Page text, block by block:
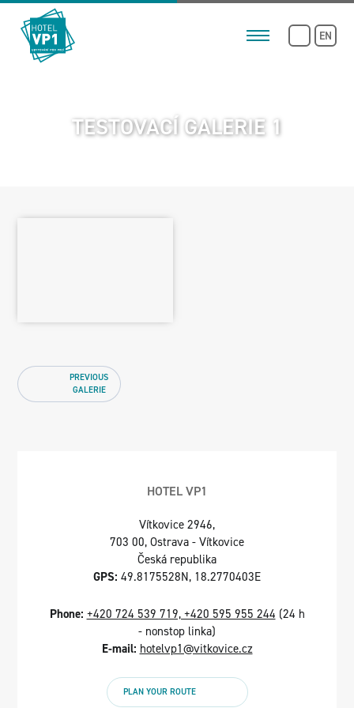
EN
TESTOVACÍ GALERIE 1
PREVIOUS
GALERIE
HOTEL VP1
Vítkovice 2946,
703 00, Ostrava - Vítkovice
Česká republika
GPS: 49.8175528N, 18.2770403E
Phone: +420 724 539 719, +420 595 955 244 (24 h
- nonstop linka)
E-mail: hotelvp1@vitkovice.cz
PLAN YOUR ROUTE